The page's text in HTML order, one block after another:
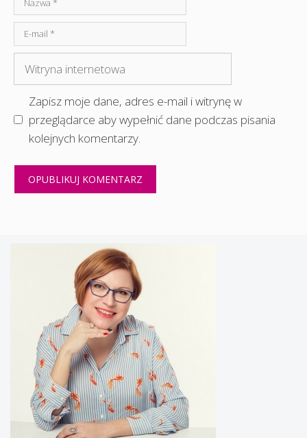
mail
internetowa
Zapisz moje dane, adres e-mail i witrynę w
przeglądarce aby wypełnić dane podczas pisania
kolejnych komentarzy.